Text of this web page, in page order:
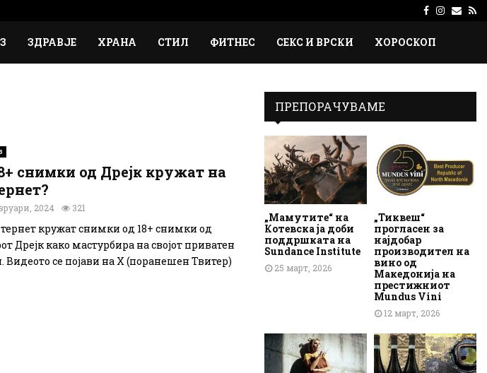
Facebook
ЗДРАВЈЕ ХРАНА СТИЛ ФИТНЕС СЕКС И ВРСКИ ХОРОСКОП
снимки од Дрејк кружат на
2024 321
кружат снимки од 18+ снимки од
Дрејк како мастурбира на својот приватен
Видеото се појави на X (поранешен Твитер)
ПРЕПОРАЧУВАМЕ
„Мамутите“ на
Котевска ја доби
поддршката на
Sundance Institute
25 март, 2026
„Тиквеш“
прогласен за
најдобар
производител на
вино од
Македонија на
престижниот
Mundus Vini
12 март, 2026